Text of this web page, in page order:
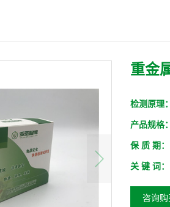
重金
检测原理：
产品规格：
保 质 期：
关 键 词：
咨询购